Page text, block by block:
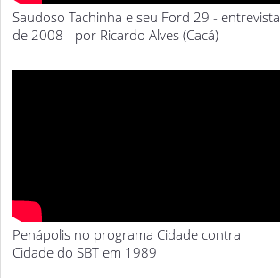
Saudoso Tachinha e seu Ford 29 - entrevista
de 2008 - por Ricardo Alves (Cacá)
Penápolis no programa Cidade contra
Cidade do SBT em 1989